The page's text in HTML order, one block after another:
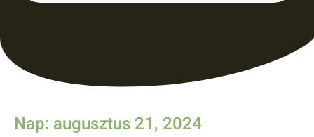
Nap: augusztus 21, 2024